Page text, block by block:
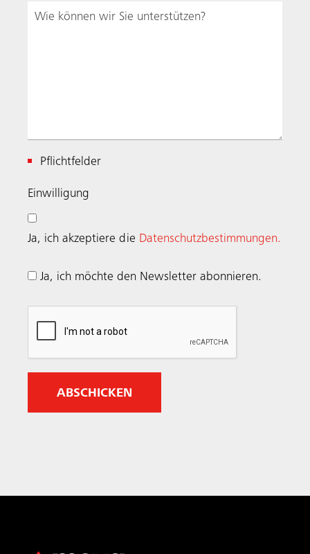
Pflichtfelder
Einwilligung
Ja, ich akzeptiere die Datenschutzbestimmungen.
Ja, ich möchte den Newsletter abonnieren.